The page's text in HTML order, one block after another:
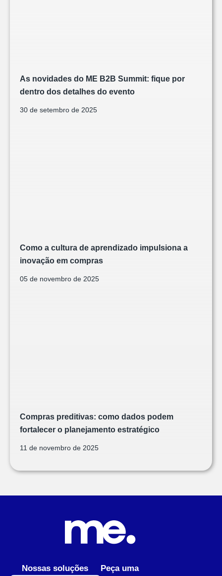
As novidades do ME B2B Summit: fique por
dentro dos detalhes do evento
30 de setembro de 2025
Como a cultura de aprendizado impulsiona a
inovação em compras
05 de novembro de 2025
Compras preditivas: como dados podem
fortalecer o planejamento estratégico
11 de novembro de 2025
Nossas soluções
Peça uma